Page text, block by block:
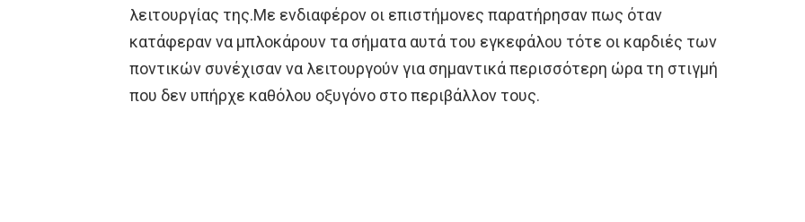
λειτουργίας της.Με ενδιαφέρον οι επιστήμονες παρατήρησαν πως όταν
κατάφεραν να μπλοκάρουν τα σήματα αυτά του εγκεφάλου τότε οι καρδιές των
ποντικών συνέχισαν να λειτουργούν για σημαντικά περισσότερη ώρα τη στιγμή
που δεν υπήρχε καθόλου οξυγόνο στο περιβάλλον τους.